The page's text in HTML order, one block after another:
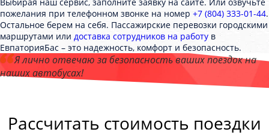
пожелания при телефонном звонке на номер +7 (804) 333-01-44.
Остальное берем на себя. Пассажирские перевозки городскими
маршрутами или доставка сотрудников на работу в
ЕвпаторияБас – это надежность, комфорт и безопасность.
Я лично отвечаю за безопасность ваших поездок на
наших автобусах!
Рассчитать стоимость поездки